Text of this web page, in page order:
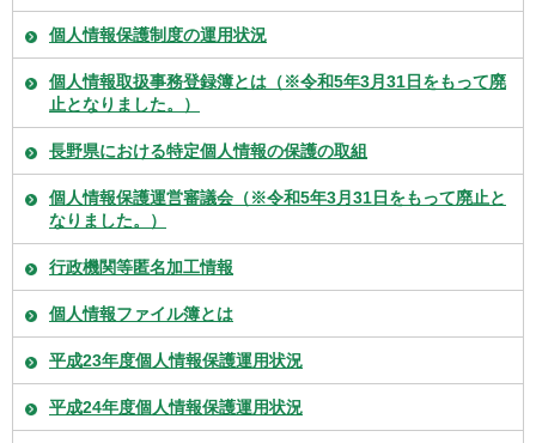
個人情報保護制度の運用状況
個人情報取扱事務登録簿とは（※令和5年3月31日をもって廃
止となりました。）
長野県における特定個人情報の保護の取組
個人情報保護運営審議会（※令和5年3月31日をもって廃止と
なりました。）
行政機関等匿名加工情報
個人情報ファイル簿とは
平成23年度個人情報保護運用状況
平成24年度個人情報保護運用状況